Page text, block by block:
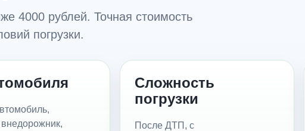
4000 рублей. Точная стоимость
погрузки.
Сложность
погрузки
После ДТП, с